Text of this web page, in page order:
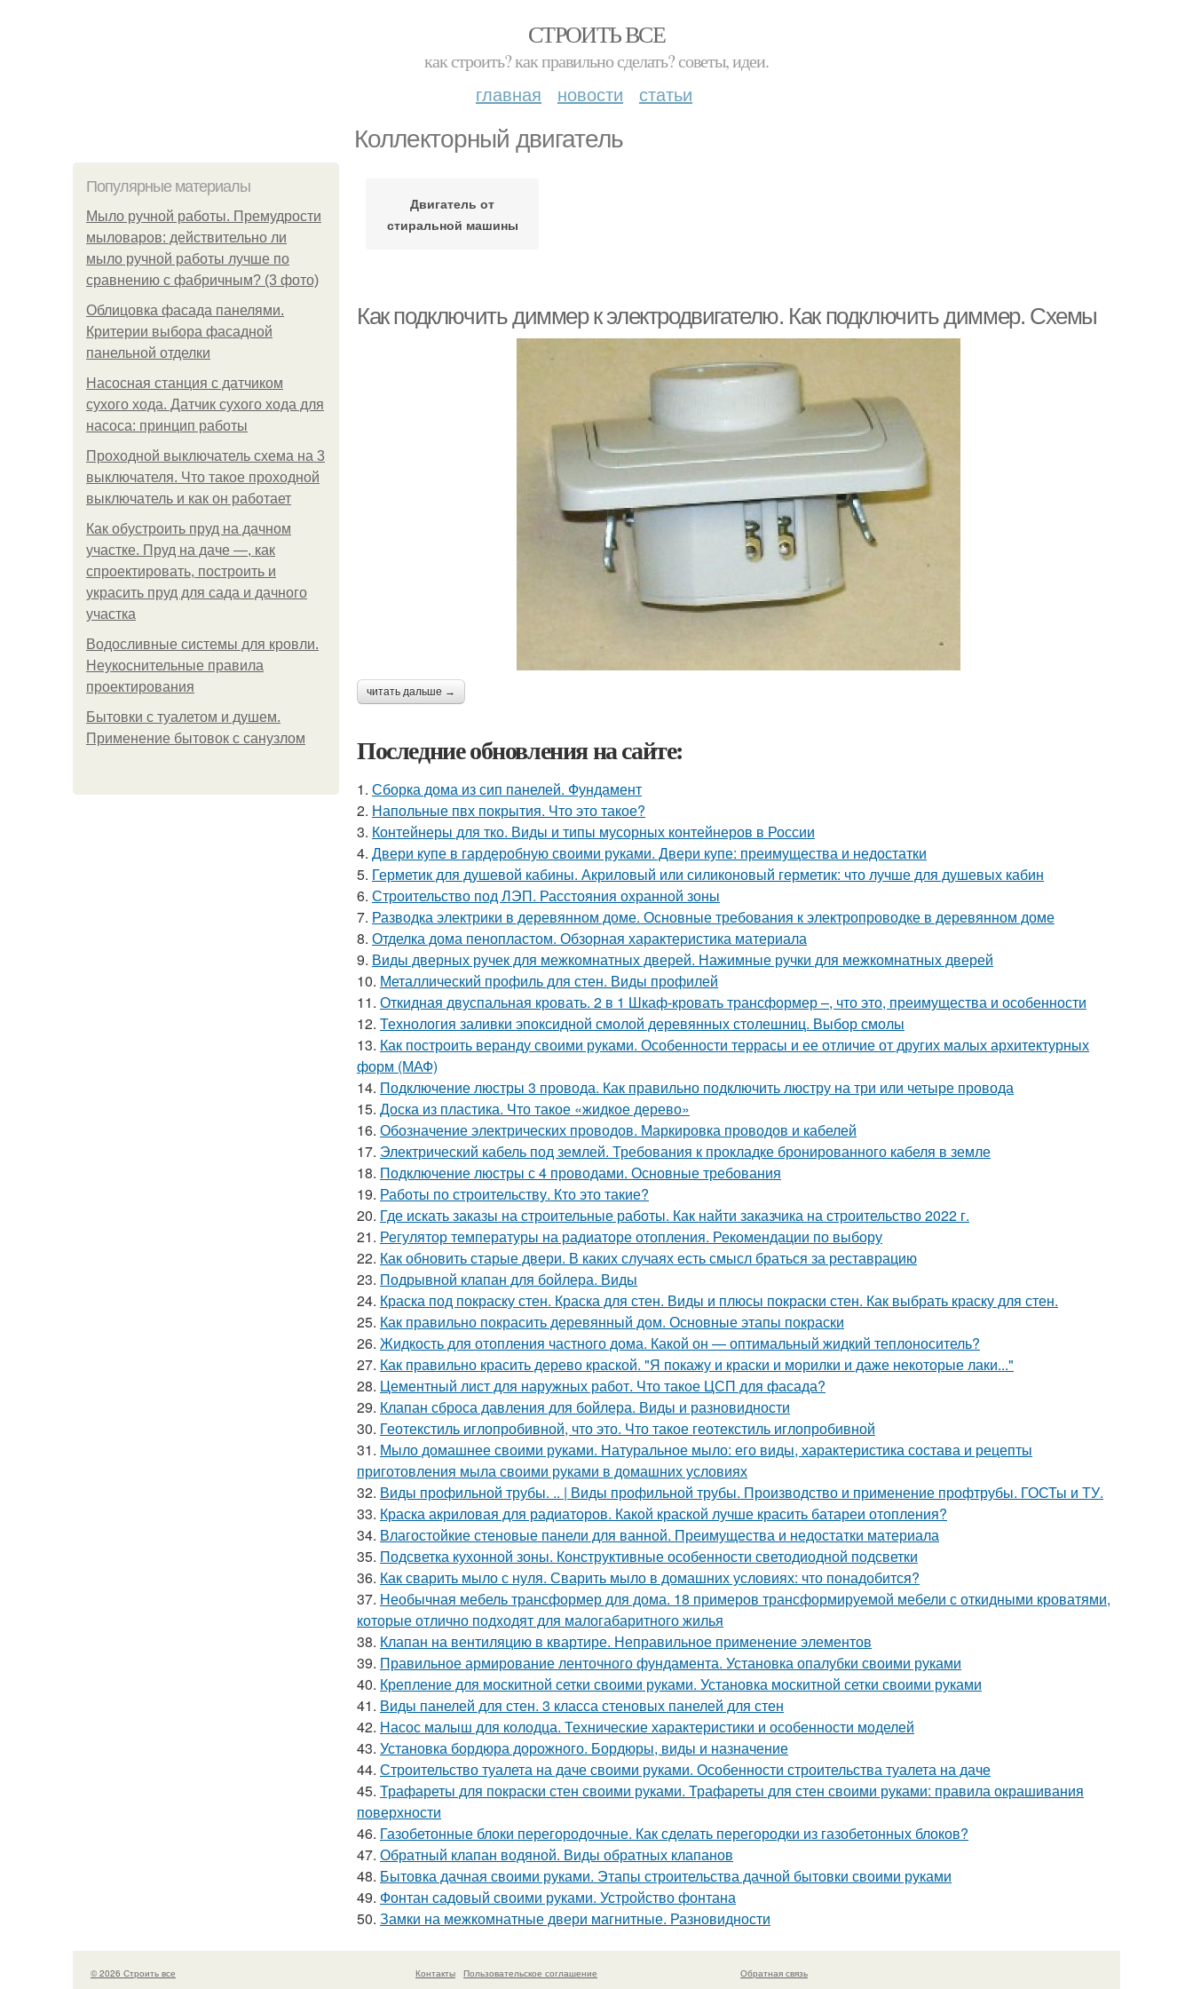
СТРОИТЬ ВСЕ
как строить? как правильно сделать? советы, идеи.
главная новости статьи
Коллекторный двигатель
Популярные материалы
Мыло ручной работы. Премудрости
мыловаров: действительно ли
мыло ручной работы лучше по
сравнению с фабричным? (3 фото)
Облицовка фасада панелями.
Критерии выбора фасадной
панельной отделки
Насосная станция с датчиком
сухого хода. Датчик сухого хода для
насоса: принцип работы
Проходной выключатель схема на 3
выключателя. Что такое проходной
выключатель и как он работает
Как обустроить пруд на дачном
участке. Пруд на даче —, как
спроектировать, построить и
украсить пруд для сада и дачного
участка
Водосливные системы для кровли.
Неукоснительные правила
проектирования
Бытовки с туалетом и душем.
Применение бытовок с санузлом
Двигатель от
стиральной машины
Как подключить диммер к электродвигателю. Как подключить диммер. Схемы
читать дальше →
Последние обновления на сайте:
1. Сборка дома из сип панелей. Фундамент
2. Напольные пвх покрытия. Что это такое?
3. Контейнеры для тко. Виды и типы мусорных контейнеров в России
4. Двери купе в гардеробную своими руками. Двери купе: преимущества и недостатки
5. Герметик для душевой кабины. Акриловый или силиконовый герметик: что лучше для душевых кабин
6. Строительство под ЛЭП. Расстояния охранной зоны
7. Разводка электрики в деревянном доме. Основные требования к электропроводке в деревянном доме
8. Отделка дома пенопластом. Обзорная характеристика материала
9. Виды дверных ручек для межкомнатных дверей. Нажимные ручки для межкомнатных дверей
10. Металлический профиль для стен. Виды профилей
11. Откидная двуспальная кровать. 2 в 1 Шкаф-кровать трансформер –, что это, преимущества и особенности
12. Технология заливки эпоксидной смолой деревянных столешниц. Выбор смолы
13. Как построить веранду своими руками. Особенности террасы и ее отличие от других малых архитектурных
форм (МАФ)
14. Подключение люстры 3 провода. Как правильно подключить люстру на три или четыре провода
15. Доска из пластика. Что такое «жидкое дерево»
16. Обозначение электрических проводов. Маркировка проводов и кабелей
17. Электрический кабель под землей. Требования к прокладке бронированного кабеля в земле
18. Подключение люстры с 4 проводами. Основные требования
19. Работы по строительству. Кто это такие?
20. Где искать заказы на строительные работы. Как найти заказчика на строительство 2022 г.
21. Регулятор температуры на радиаторе отопления. Рекомендации по выбору
22. Как обновить старые двери. В каких случаях есть смысл браться за реставрацию
23. Подрывной клапан для бойлера. Виды
24. Краска под покраску стен. Краска для стен. Виды и плюсы покраски стен. Как выбрать краску для стен.
25. Как правильно покрасить деревянный дом. Основные этапы покраски
26. Жидкость для отопления частного дома. Какой он — оптимальный жидкий теплоноситель?
27. Как правильно красить дерево краской. "Я покажу и краски и морилки и даже некоторые лаки..."
28. Цементный лист для наружных работ. Что такое ЦСП для фасада?
29. Клапан сброса давления для бойлера. Виды и разновидности
30. Геотекстиль иглопробивной, что это. Что такое геотекстиль иглопробивной
31. Мыло домашнее своими руками. Натуральное мыло: его виды, характеристика состава и рецепты
приготовления мыла своими руками в домашних условиях
32. Виды профильной трубы. .. | Виды профильной трубы. Производство и применение профтрубы. ГОСТы и ТУ.
33. Краска акриловая для радиаторов. Какой краской лучше красить батареи отопления?
34. Влагостойкие стеновые панели для ванной. Преимущества и недостатки материала
35. Подсветка кухонной зоны. Конструктивные особенности светодиодной подсветки
36. Как сварить мыло с нуля. Сварить мыло в домашних условиях: что понадобится?
37. Необычная мебель трансформер для дома. 18 примеров трансформируемой мебели с откидными кроватями,
которые отлично подходят для малогабаритного жилья
38. Клапан на вентиляцию в квартире. Неправильное применение элементов
39. Правильное армирование ленточного фундамента. Установка опалубки своими руками
40. Крепление для москитной сетки своими руками. Установка москитной сетки своими руками
41. Виды панелей для стен. 3 класса стеновых панелей для стен
42. Насос малыш для колодца. Технические характеристики и особенности моделей
43. Установка бордюра дорожного. Бордюры, виды и назначение
44. Строительство туалета на даче своими руками. Особенности строительства туалета на даче
45. Трафареты для покраски стен своими руками. Трафареты для стен своими руками: правила окрашивания
поверхности
46. Газобетонные блоки перегородочные. Как сделать перегородки из газобетонных блоков?
47. Обратный клапан водяной. Виды обратных клапанов
48. Бытовка дачная своими руками. Этапы строительства дачной бытовки своими руками
49. Фонтан садовый своими руками. Устройство фонтана
50. Замки на межкомнатные двери магнитные. Разновидности
© 2026 Строить все Контакты
Пользовательское соглашение
Обратная связь